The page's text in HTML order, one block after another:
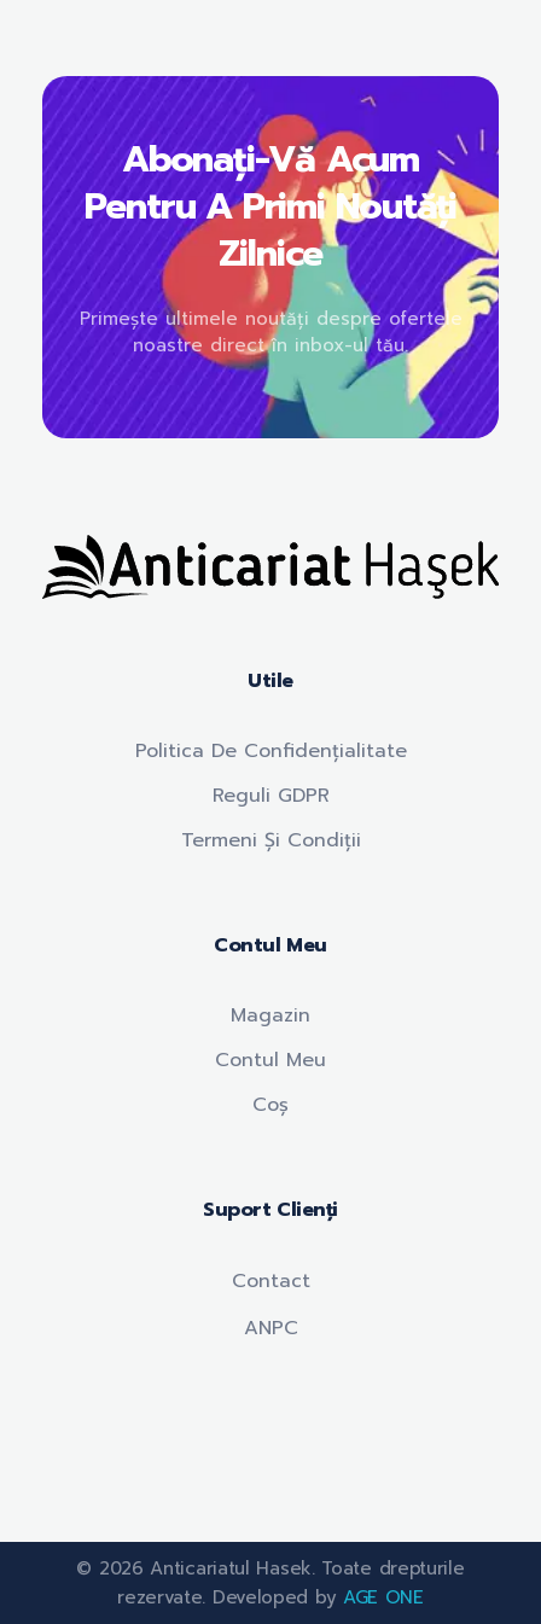
Abonați-Vă Acum
Pentru A Primi Noutăți
Zilnice
Primește ultimele noutăți despre ofertele
noastre direct în inbox-ul tău.
Utile
Politica De Confidențialitate
Reguli GDPR
Termeni Și Condiții
Contul Meu
Magazin
Contul Meu
Coș
Suport Clienți
Contact
ANPC
© 2026 Anticariatul Hasek. Toate drepturile
rezervate. Developed by AGE ONE